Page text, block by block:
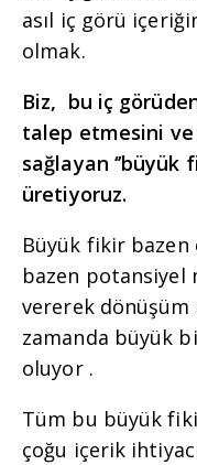
asıl iç görü
olmak.
Biz, bu iç
talep etmesini
sağlayan ‘’büyük
üretiyoruz.
Büyük fikir
bazen
vererek dönüşüm
zamanda büyük
oluyor .
Tüm bu büyük
çoğu içerik